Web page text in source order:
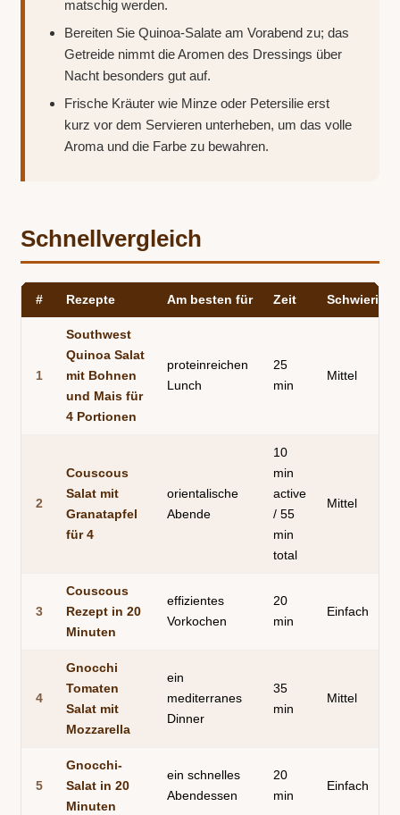
matschig werden.
Bereiten Sie Quinoa-Salate am Vorabend zu; das
Getreide nimmt die Aromen des Dressings über
Nacht besonders gut auf.
Frische Kräuter wie Minze oder Petersilie erst
kurz vor dem Servieren unterheben, um das volle
Aroma und die Farbe zu bewahren.
Schnellvergleich
# Rezepte Am besten für Zeit
1
Southwest
Quinoa Salat
mit Bohnen
und Mais für
4 Portionen
proteinreichen
Lunch
25
min
Mittel
2
Couscous
Salat mit
Granatapfel
für 4
orientalische
Abende
10
min
active
/ 55
min
total
Mittel
3
Couscous
Rezept in 20
Minuten
effizientes
Vorkochen
20
min
Einfach
4
Gnocchi
Tomaten
Salat mit
Mozzarella
ein
mediterranes
Dinner
35
min
Mittel
5
Gnocchi-
Salat in 20
Minuten
ein schnelles
Abendessen
20
min
Einfach